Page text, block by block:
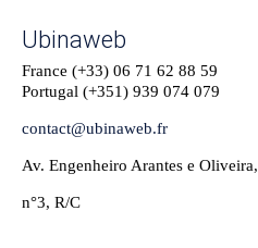
Ubinaweb
France (+33) 06 71 62 88 59
Portugal (+351) 939 074 079
contact@ubinaweb.fr
Av. Engenheiro Arantes e Oliveira,
n°3, R/C